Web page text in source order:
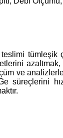
azaltmak,
ve
süreçlerini